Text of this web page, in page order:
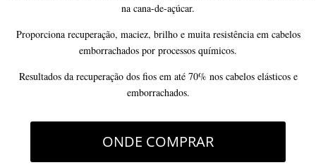
na cana-de-açúcar.
Proporciona recuperação, maciez, brilho e muita resistência em cabelos
emborrachados por processos químicos.
Resultados da recuperação dos fios em até 70% nos cabelos elásticos e
emborrachados.
ONDE COMPRAR